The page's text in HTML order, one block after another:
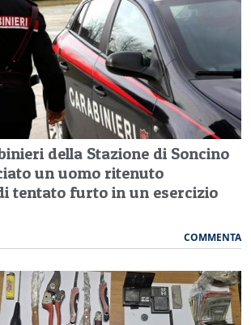
della Stazione di Soncino
un uomo ritenuto
tentato furto in un esercizio
COMMENTA